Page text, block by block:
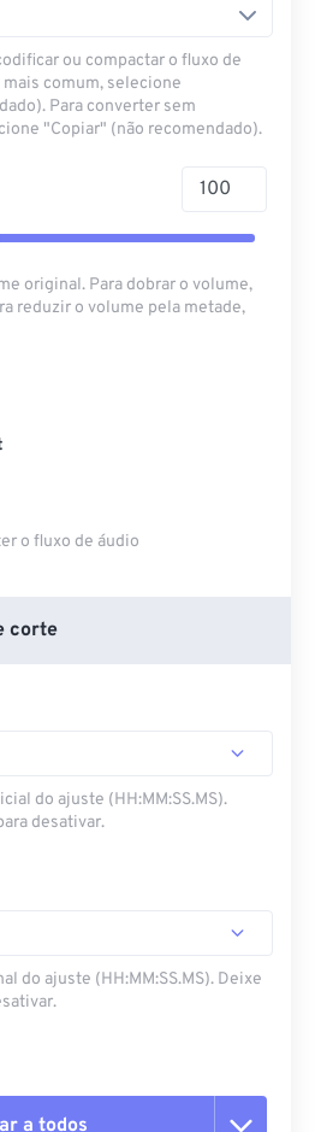
ou compactar o fluxo de
mais comum, selecione
Para converter sem
"Copiar" (não recomendado).
original. Para dobrar o volume,
reduzir o volume pela metade,
o fluxo de áudio
corte
do ajuste (HH:MM:SS.MS).
desativar.
do ajuste (HH:MM:SS.MS). Deixe
a todos